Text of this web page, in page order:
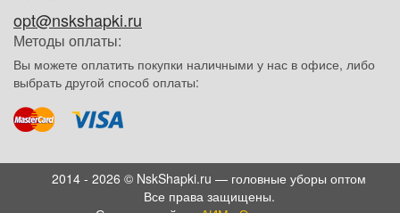
opt@nskshapki.ru
Методы оплаты:
Вы можете оплатить покупки наличными у нас в офисе, либо
выбрать другой способ оплаты:
2014 - 2026 © NskShapki.ru — головные уборы оптом
Все права защищены.